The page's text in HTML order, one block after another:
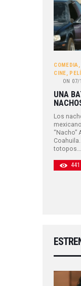
COMEDIA
CINE
ON 07/
UNA
Los
“Nacho”
totopos…
441